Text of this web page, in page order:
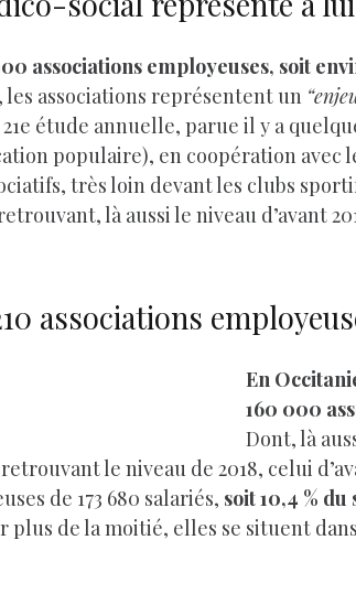
associations employeuses, soit
, les associations représentent un
étude annuelle, parue il y a
populaire), en coopération
très loin devant les clubs
là aussi le niveau d’avant
associations
En
160 000
Dont, là
retrouvant le niveau de 2018, celui
de 173 680 salariés, soit 10,4 %
plus de la moitié, elles se situent